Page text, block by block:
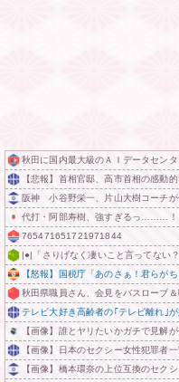
秋田に国内最大級のＡＩデータセン
【悲報】首相官邸、高市首相の感動
阪神 小谷野栄一、片山大樹コーチ
代打・阿部寿樹、強すぎるっ………！
765471651721971844
|●|「さりげなく凄いこと言ってない
【怒報】国税庁「あのさぁ！君らが
秋田県職員さん、会見をバスローブ
テレビ大好き高齢者の｢テレビ離れ｣
【画像】誰とヤリたいかガチで見解
【画像】日本のセクシー女性犯罪者
【画像】橋本環奈の上位互換のセク